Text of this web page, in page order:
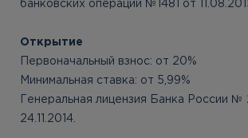
банковских операций №1481 от
Открытие
Первоначальный взнос: от 20%
Минимальная ставка: от 5,99%
Генеральная лицензия Банка России №
24.11.2014.